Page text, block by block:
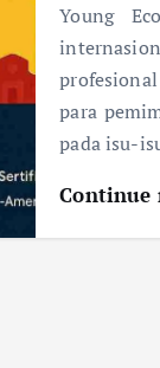
Young
para
pada isu-
Continue